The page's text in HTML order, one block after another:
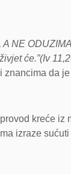
NE
će.”(Iv
znancima da
kreće iz
izraze